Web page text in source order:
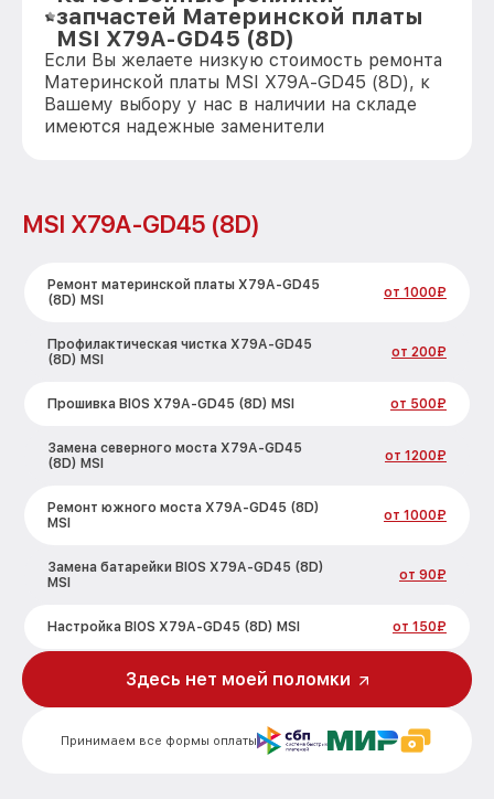
запчастей Материнской платы
MSI X79A-GD45 (8D)
Если Вы желаете низкую стоимость ремонта
Материнской платы MSI X79A-GD45 (8D), к
Вашему выбору у нас в наличии на складе
имеются надежные заменители
MSI X79A-GD45 (8D)
Ремонт материнской платы X79A-GD45
(8D) MSI
от 1000₽
Профилактическая чистка X79A-GD45
(8D) MSI
от 200₽
Прошивка BIOS X79A-GD45 (8D) MSI от 500₽
Замена северного моста X79A-GD45
(8D) MSI
от 1200₽
Ремонт южного моста X79A-GD45 (8D)
MSI
от 1000₽
Замена батарейки BIOS X79A-GD45 (8D)
MSI
от 90₽
Настройка BIOS X79A-GD45 (8D) MSI от 150₽
Принимаем все формы оплаты
Здесь нет моей поломки